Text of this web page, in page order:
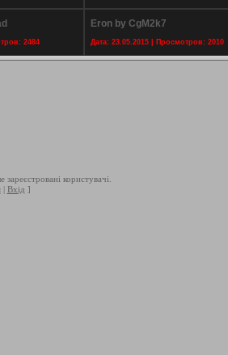
2484
Eron by CgM2k7
Дата: 23.05.2015 | Просмотров: 2010
користувачі.
| Вхід ]